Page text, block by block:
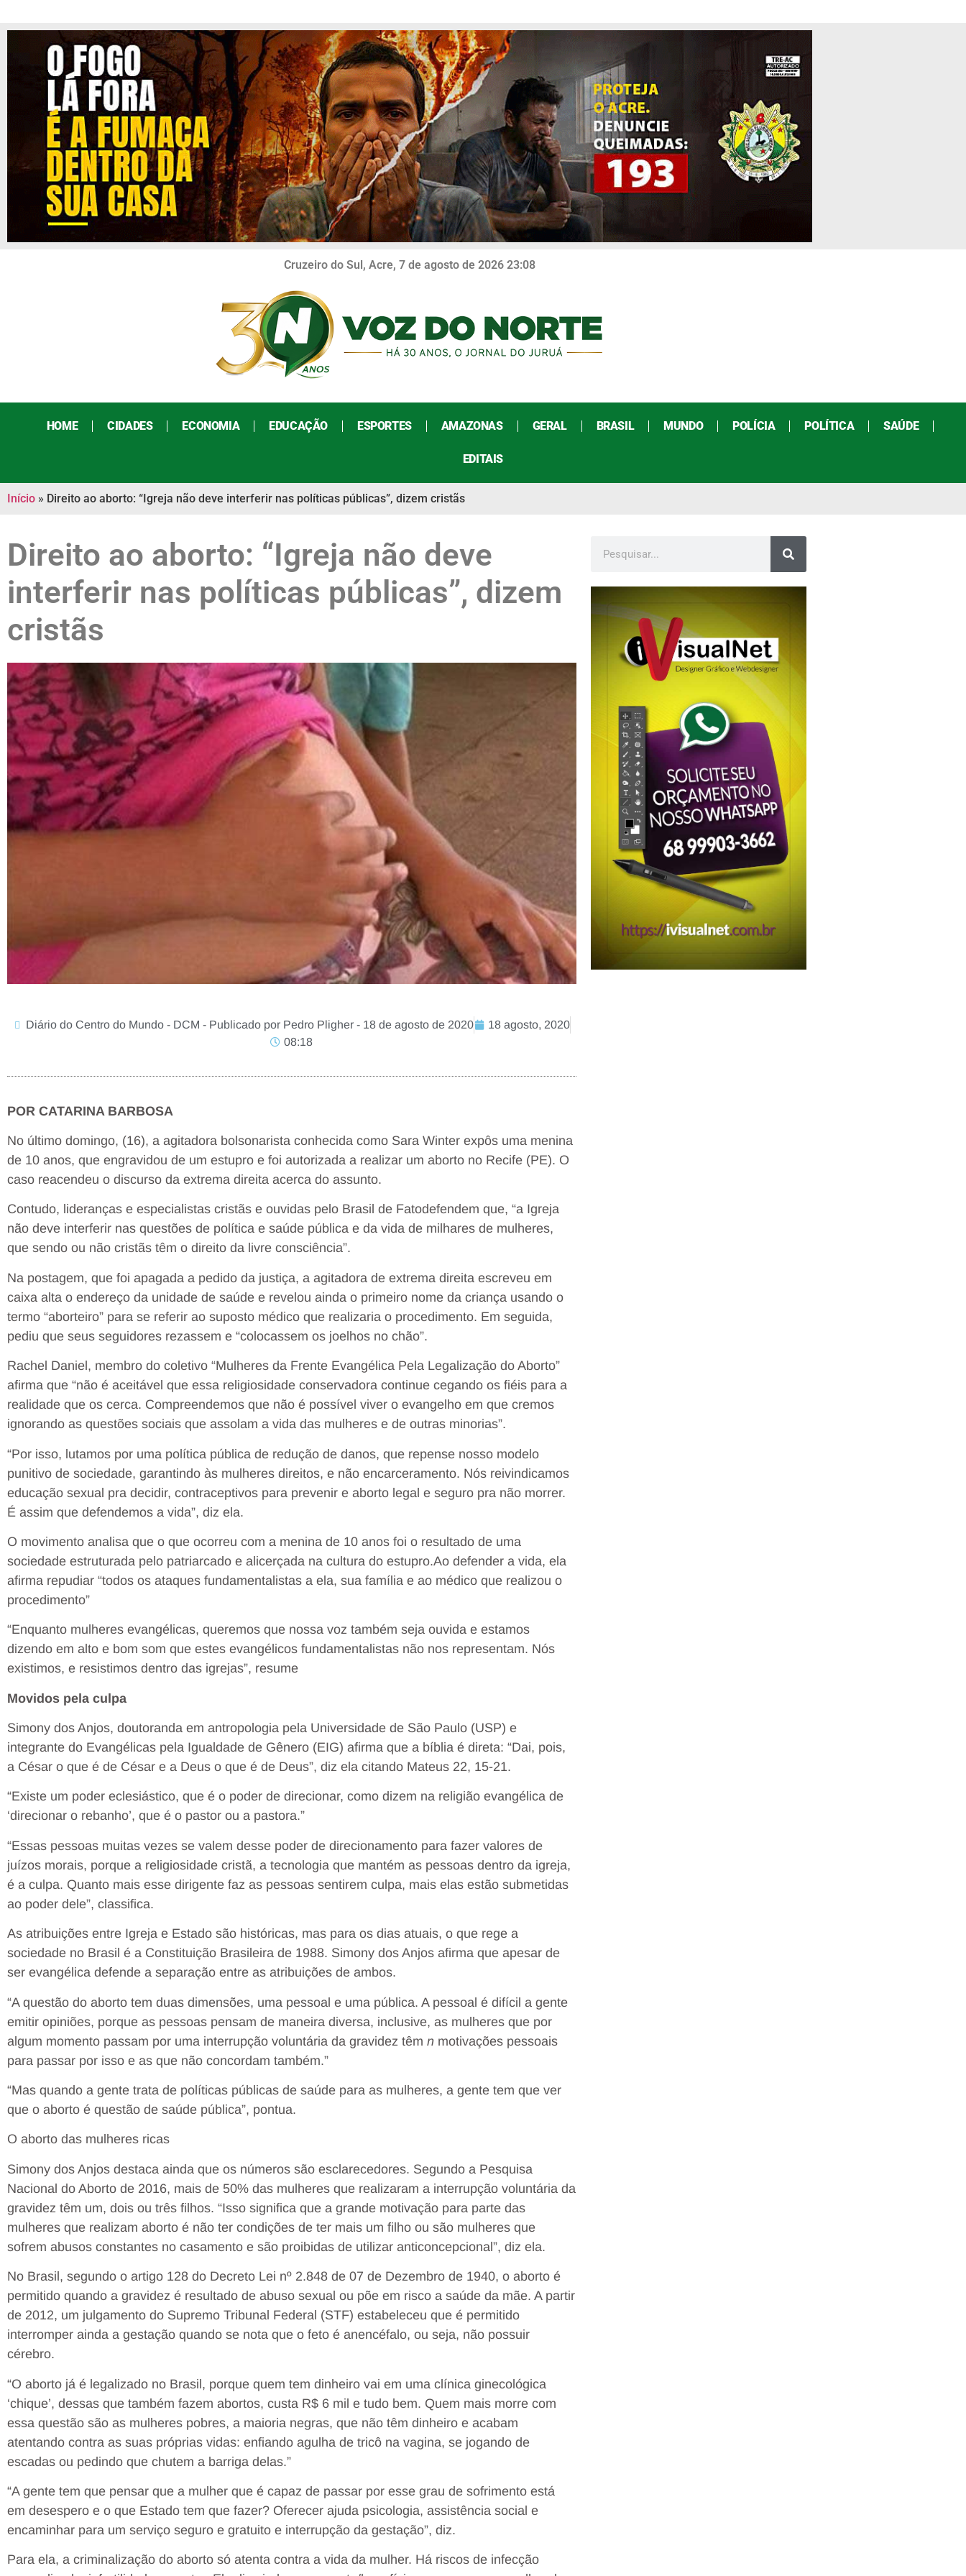
Cruzeiro do Sul, Acre, 7 de agosto de 2026 23:08
HOME CIDADES ECONOMIA EDUCAÇÃO ESPORTES AMAZONAS GERAL BRASIL MUNDO POLÍCIA POLÍTICA SAÚDE
EDITAIS
Início » Direito ao aborto: “Igreja não deve interferir nas políticas públicas”, dizem cristãs
Direito ao aborto: “Igreja não deve
interferir nas políticas públicas”, dizem
cristãs
Diário do Centro do Mundo - DCM - Publicado por Pedro Pligher - 18 de agosto de 2020
18 agosto, 2020
08:18
POR CATARINA BARBOSA
No último domingo, (16), a agitadora bolsonarista conhecida como Sara Winter expôs uma menina
de 10 anos, que engravidou de um estupro e foi autorizada a realizar um aborto no Recife (PE). O
caso reacendeu o discurso da extrema direita acerca do assunto.
Contudo, lideranças e especialistas cristãs e ouvidas pelo Brasil de Fatodefendem que, “a Igreja
não deve interferir nas questões de política e saúde pública e da vida de milhares de mulheres,
que sendo ou não cristãs têm o direito da livre consciência”.
Na postagem, que foi apagada a pedido da justiça, a agitadora de extrema direita escreveu em
caixa alta o endereço da unidade de saúde e revelou ainda o primeiro nome da criança usando o
termo “aborteiro” para se referir ao suposto médico que realizaria o procedimento. Em seguida,
pediu que seus seguidores rezassem e “colocassem os joelhos no chão”.
Rachel Daniel, membro do coletivo “Mulheres da Frente Evangélica Pela Legalização do Aborto”
afirma que “não é aceitável que essa religiosidade conservadora continue cegando os fiéis para a
realidade que os cerca. Compreendemos que não é possível viver o evangelho em que cremos
ignorando as questões sociais que assolam a vida das mulheres e de outras minorias”.
“Por isso, lutamos por uma política pública de redução de danos, que repense nosso modelo
punitivo de sociedade, garantindo às mulheres direitos, e não encarceramento. Nós reivindicamos
educação sexual pra decidir, contraceptivos para prevenir e aborto legal e seguro pra não morrer.
É assim que defendemos a vida”, diz ela.
O movimento analisa que o que ocorreu com a menina de 10 anos foi o resultado de uma
sociedade estruturada pelo patriarcado e alicerçada na cultura do estupro.Ao defender a vida, ela
afirma repudiar “todos os ataques fundamentalistas a ela, sua família e ao médico que realizou o
procedimento”
“Enquanto mulheres evangélicas, queremos que nossa voz também seja ouvida e estamos
dizendo em alto e bom som que estes evangélicos fundamentalistas não nos representam. Nós
existimos, e resistimos dentro das igrejas”, resume
Movidos pela culpa
Simony dos Anjos, doutoranda em antropologia pela Universidade de São Paulo (USP) e
integrante do Evangélicas pela Igualdade de Gênero (EIG) afirma que a bíblia é direta: “Dai, pois,
a César o que é de César e a Deus o que é de Deus”, diz ela citando Mateus 22, 15-21.
“Existe um poder eclesiástico, que é o poder de direcionar, como dizem na religião evangélica de
‘direcionar o rebanho’, que é o pastor ou a pastora.”
“Essas pessoas muitas vezes se valem desse poder de direcionamento para fazer valores de
juízos morais, porque a religiosidade cristã, a tecnologia que mantém as pessoas dentro da igreja,
é a culpa. Quanto mais esse dirigente faz as pessoas sentirem culpa, mais elas estão submetidas
ao poder dele”, classifica.
As atribuições entre Igreja e Estado são históricas, mas para os dias atuais, o que rege a
sociedade no Brasil é a Constituição Brasileira de 1988. Simony dos Anjos afirma que apesar de
ser evangélica defende a separação entre as atribuições de ambos.
“A questão do aborto tem duas dimensões, uma pessoal e uma pública. A pessoal é difícil a gente
emitir opiniões, porque as pessoas pensam de maneira diversa, inclusive, as mulheres que por
algum momento passam por uma interrupção voluntária da gravidez têm n motivações pessoais
para passar por isso e as que não concordam também.”
“Mas quando a gente trata de políticas públicas de saúde para as mulheres, a gente tem que ver
que o aborto é questão de saúde pública”, pontua.
O aborto das mulheres ricas
Simony dos Anjos destaca ainda que os números são esclarecedores. Segundo a Pesquisa
Nacional do Aborto de 2016, mais de 50% das mulheres que realizaram a interrupção voluntária da
gravidez têm um, dois ou três filhos. “Isso significa que a grande motivação para parte das
mulheres que realizam aborto é não ter condições de ter mais um filho ou são mulheres que
sofrem abusos constantes no casamento e são proibidas de utilizar anticoncepcional”, diz ela.
No Brasil, segundo o artigo 128 do Decreto Lei nº 2.848 de 07 de Dezembro de 1940, o aborto é
permitido quando a gravidez é resultado de abuso sexual ou põe em risco a saúde da mãe. A partir
de 2012, um julgamento do Supremo Tribunal Federal (STF) estabeleceu que é permitido
interromper ainda a gestação quando se nota que o feto é anencéfalo, ou seja, não possuir
cérebro.
“O aborto já é legalizado no Brasil, porque quem tem dinheiro vai em uma clínica ginecológica
‘chique’, dessas que também fazem abortos, custa R$ 6 mil e tudo bem. Quem mais morre com
essa questão são as mulheres pobres, a maioria negras, que não têm dinheiro e acabam
atentando contra as suas próprias vidas: enfiando agulha de tricô na vagina, se jogando de
escadas ou pedindo que chutem a barriga delas.”
“A gente tem que pensar que a mulher que é capaz de passar por esse grau de sofrimento está
em desespero e o que Estado tem que fazer? Oferecer ajuda psicologia, assistência social e
encaminhar para um serviço seguro e gratuito e interrupção da gestação”, diz.
Para ela, a criminalização do aborto só atenta contra a vida da mulher. Há riscos de infecção